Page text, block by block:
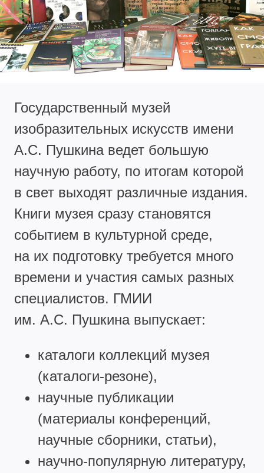
Государственный музей
изобразительных искусств имени
А.С. Пушкина ведет большую
научную работу, по итогам которой
в свет выходят различные издания.
Книги музея сразу становятся
событием в культурной среде,
на их подготовку требуется много
времени и участия самых разных
специалистов. ГМИИ
им. А.С. Пушкина выпускает:
каталоги коллекций музея
(каталоги-резоне),
научные публикации
(материалы конференций,
научные сборники, статьи),
научно-популярную литературу,